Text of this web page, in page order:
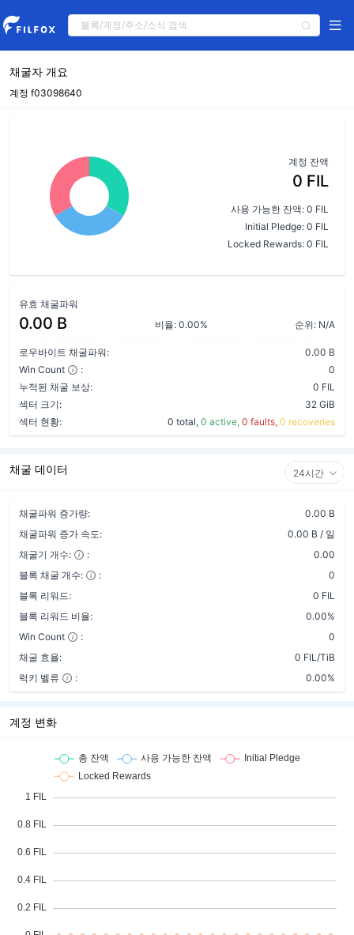
채굴자 개요
계정 f03098640
계정 잔액
0 FIL
사용 가능한 잔액: 0 FIL
Initial Pledge: 0 FIL
Locked Rewards: 0 FIL
유효 채굴파워
0.00 B 비율: 0.00% 순위: N/A
로우바이트 채굴파워:
0.00 B
Win Count
:
0
누적된 채굴 보상:
0 FIL
섹터 크기:
32 GiB
섹터 현황:
0 total, 0 active, 0 faults, 0 recoveries
채굴 데이터 24시간
채굴파워 증가량:
0.00 B
채굴파워 증가 속도:
0.00 B / 일
채굴기 개수:
:
0.00
블록 채굴 개수:
:
0
블록 리워드:
0 FIL
블록 리워드 비율:
0.00%
Win Count
:
0
채굴 효율:
0 FIL/TiB
럭키 벨류
: 0.00%
계정 변화